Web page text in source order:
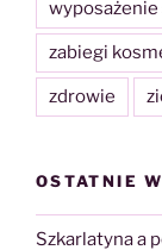
zabiegi
zdrowie
OSTATNIE
Szkarlatyna a